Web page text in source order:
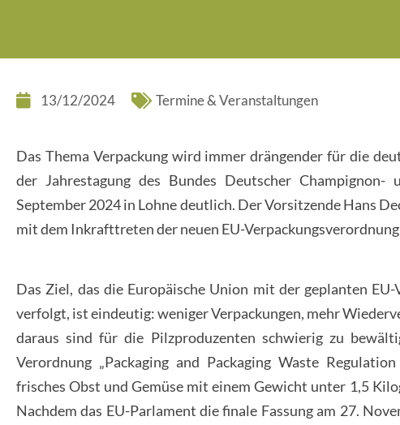
13/12/2024 Termine & Veranstaltungen
Das Thema Verpackung wird immer drängender für die
der Jahrestagung des Bundes Deutscher
September 2024 in Lohne deutlich. Der Vorsitzende Hans
mit dem Inkrafttreten der neuen EU-
Das Ziel, das die Europäische Union mit der geplanten
verfolgt, ist eindeutig: weniger Verpackungen, mehr
daraus sind für die Pilzproduzenten schwierig zu
Verordnung „Packaging and Packaging Waste
frisches Obst und Gemüse mit einem Gewicht unter 1,5
Nachdem das EU-Parlament die finale Fassung am 27.